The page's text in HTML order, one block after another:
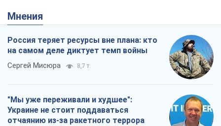
Мнения
Россия теряет ресурсы вне плана: кто
на самом деле диктует темп войны
Сергей Мисюра 8,7 т.
"Мы уже переживали и худшее":
Украине не стоит поддаваться
отчаянию из-за ракетного террора